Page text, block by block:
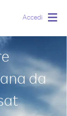
Accedi
da